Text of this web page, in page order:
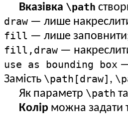
Вказівка \path
draw — лише
fill — лише
fill,draw —
use as bounding box
Замість \path[draw] ,
Як параметр \path
Колір можна задати